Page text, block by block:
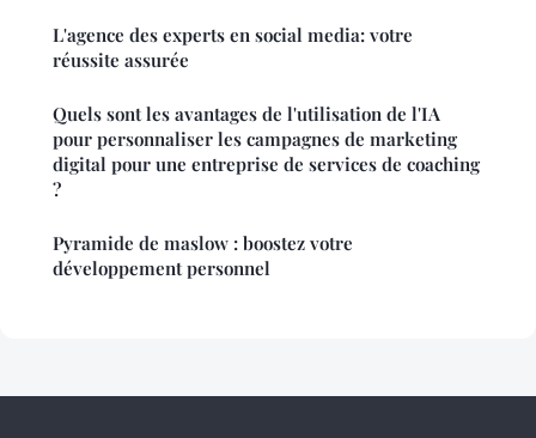
L'agence des experts en social media: votre
réussite assurée
Quels sont les avantages de l'utilisation de l'IA
pour personnaliser les campagnes de marketing
digital pour une entreprise de services de coaching
?
Pyramide de maslow : boostez votre
développement personnel